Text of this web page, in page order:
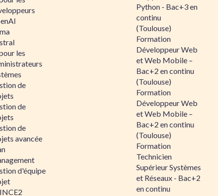
les
de
de
de
avancée
d'équipe
Python - Bac+3 en
continu
(Toulouse)
Formation
Développeur Web
et Web Mobile –
Bac+2 en continu
(Toulouse)
Formation
Développeur Web
et Web Mobile –
Bac+2 en continu
(Toulouse)
Formation
Technicien
Supérieur Systèmes
et Réseaux - Bac+2
en continu